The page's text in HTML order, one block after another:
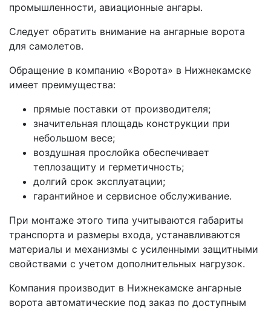
промышленности, авиационные ангары.
Следует обратить внимание на ангарные ворота
для самолетов.
Обращение в компанию «Ворота» в Нижнекамске
имеет преимущества:
прямые поставки от производителя;
значительная площадь конструкции при
небольшом весе;
воздушная прослойка обеспечивает
теплозащиту и герметичность;
долгий срок эксплуатации;
гарантийное и сервисное обслуживание.
При монтаже этого типа учитываются габариты
транспорта и размеры входа, устанавливаются
материалы и механизмы с усиленными защитными
свойствами с учетом дополнительных нагрузок.
Компания производит в Нижнекамске ангарные
ворота автоматические под заказ по доступным